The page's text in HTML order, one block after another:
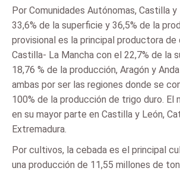
Por Comunidades Autónomas, Castilla
33,6% de la superficie y 36,5% de la
provisional es la principal productora de
Castilla- La Mancha con el 22,7% de la
18,76 % de la producción, Aragón y
ambas por ser las regiones donde se
100% de la producción de trigo duro. El
en su mayor parte en Castilla y León,
Extremadura.
Por cultivos, la cebada es el principal
una producción de 11,55 millones de